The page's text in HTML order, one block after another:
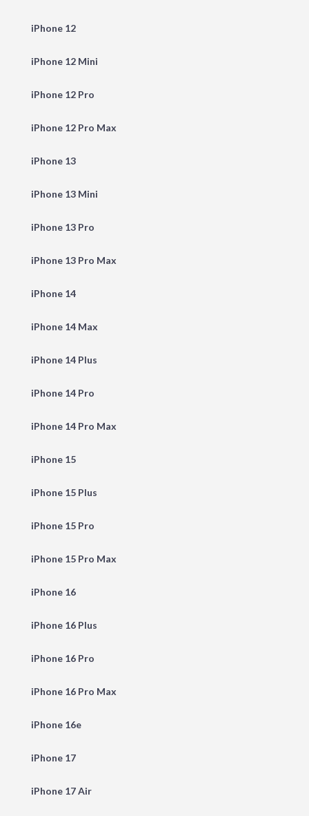
iPhone 12
iPhone 12 Mini
iPhone 12 Pro
iPhone 12 Pro Max
iPhone 13
iPhone 13 Mini
iPhone 13 Pro
iPhone 13 Pro Max
iPhone 14
iPhone 14 Max
iPhone 14 Plus
iPhone 14 Pro
iPhone 14 Pro Max
iPhone 15
iPhone 15 Plus
iPhone 15 Pro
iPhone 15 Pro Max
iPhone 16
iPhone 16 Plus
iPhone 16 Pro
iPhone 16 Pro Max
iPhone 16e
iPhone 17
iPhone 17 Air